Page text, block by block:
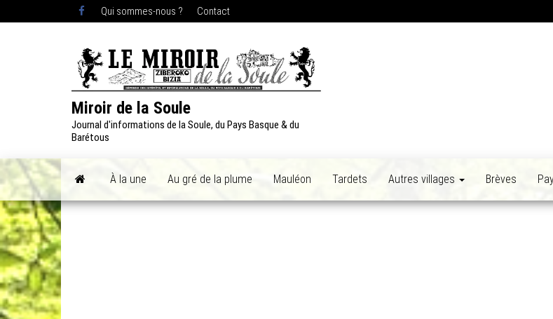
Qui sommes-nous ? Contact
Miroir de la Soule
Journal d'informations de la Soule, du Pays Basque & du
Barétous
À la une Au gré de la plume Mauléon Tardets Autres villages Brèves